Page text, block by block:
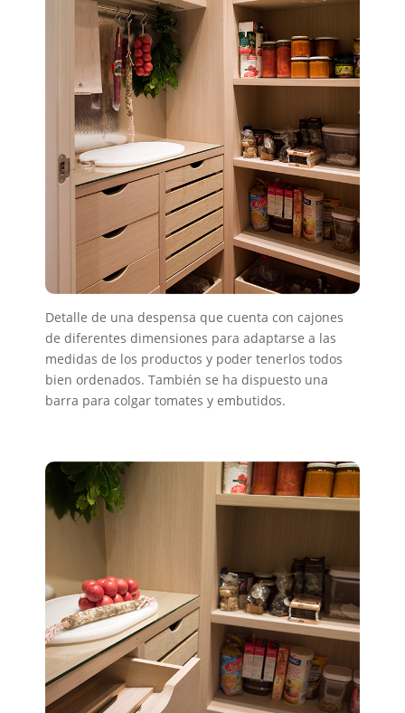
Detalle de una despensa que cuenta con cajones
de diferentes dimensiones para adaptarse a las
medidas de los productos y poder tenerlos todos
bien ordenados. También se ha dispuesto una
barra para colgar tomates y embutidos.